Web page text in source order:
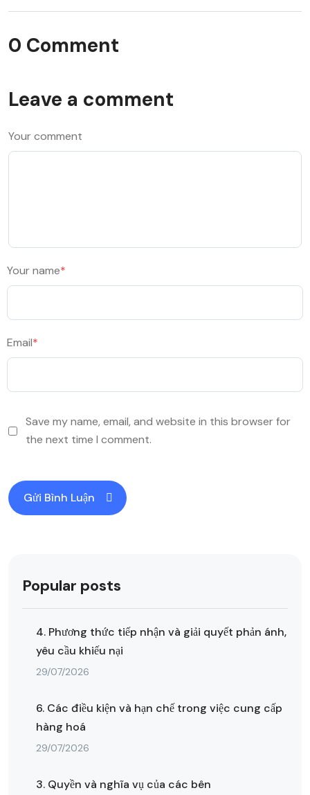
0 Comment
Leave a comment
Your comment
Your name*
Email*
Save my name, email, and website in this browser for
the next time I comment.
Popular posts
4. Phương thức tiếp nhận và giải quyết phản ánh,
yêu cầu khiếu nại
29/07/2026
6. Các điều kiện và hạn chế trong việc cung cấp
hàng hoá
29/07/2026
3. Quyền và nghĩa vụ của các bên